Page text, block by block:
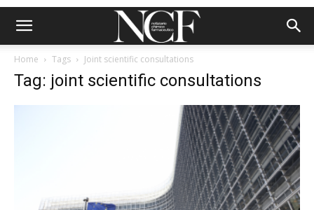
Home Tags Joint scientific consultations
Tag: joint scientific consultations